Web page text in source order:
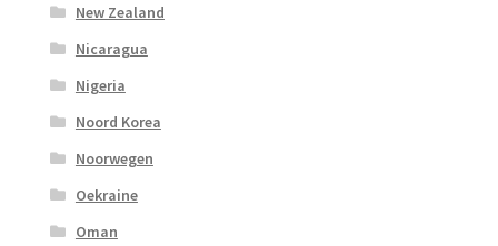
New Zealand
Nicaragua
Nigeria
Noord Korea
Noorwegen
Oekraine
Oman